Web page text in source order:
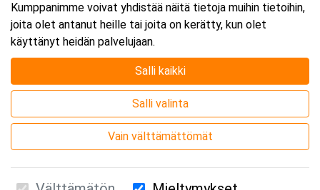
Kumppanimme voivat yhdistää näitä tietoja muihin tietoihin,
joita olet antanut heille tai joita on kerätty, kun olet
käyttänyt heidän palvelujaan.
Salli kaikki
Salli valinta
Vain välttämättömät